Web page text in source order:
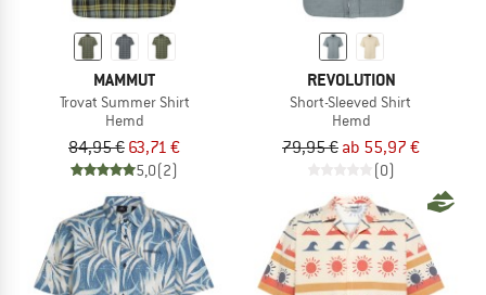
MAMMUT
Trovat Summer Shirt
Hemd
84,95 € 63,71 €
5,0(2)
REVOLUTION
Short-Sleeved Shirt
Hemd
79,95 € ab 55,97 €
(0)